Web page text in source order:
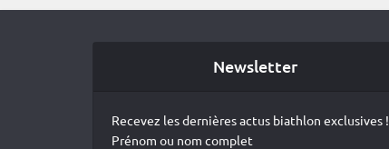
Newsletter
Recevez les dernières actus biathlon exclusives !
Prénom ou nom complet